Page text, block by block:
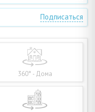
Подписаться
360° - Дома